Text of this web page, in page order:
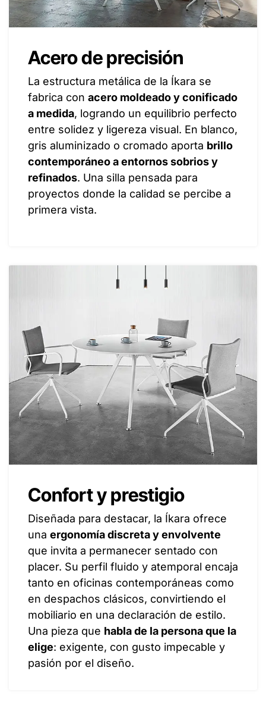
Acero de precisión
La estructura metálica de la Íkara se
fabrica con acero moldeado y conificado
a medida, logrando un equilibrio perfecto
entre solidez y ligereza visual. En blanco,
gris aluminizado o cromado aporta brillo
contemporáneo a entornos sobrios y
refinados. Una silla pensada para
proyectos donde la calidad se percibe a
primera vista.
Confort y prestigio
Diseñada para destacar, la Íkara ofrece
una ergonomía discreta y envolvente
que invita a permanecer sentado con
placer. Su perfil fluido y atemporal encaja
tanto en oficinas contemporáneas como
en despachos clásicos, convirtiendo el
mobiliario en una declaración de estilo.
Una pieza que habla de la persona que la
elige: exigente, con gusto impecable y
pasión por el diseño.